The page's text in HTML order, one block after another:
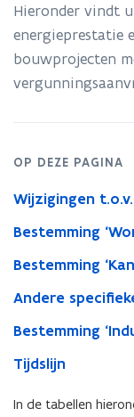
eisen
bouwaanvraag/melding
2015
Hieronder vindt
energieprestatie
bouwprojecten
OP DEZE PAGINA
Wijzigingen
Bestemming
Bestemming
Andere
Bestemming
Tijdslijn
In de tabellen